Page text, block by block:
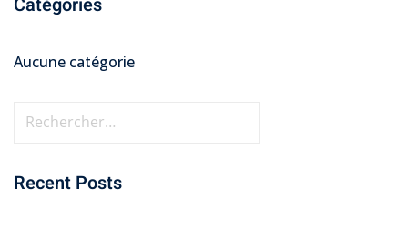
Aucune catégorie
Recent Posts